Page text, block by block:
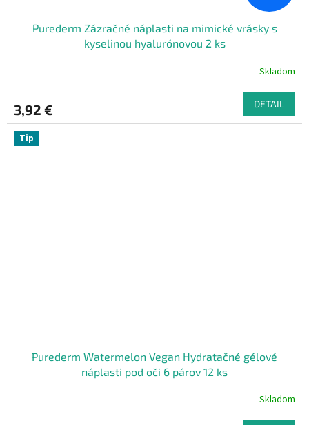
Purederm Zázračné náplasti na mimické vrásky s
kyselinou hyalurónovou 2 ks
Skladom
3,92 € DETAIL
Tip
Purederm Watermelon Vegan Hydratačné gélové
náplasti pod oči 6 párov 12 ks
Skladom